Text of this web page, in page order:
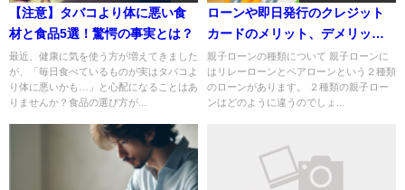
【注意】タバコより体に悪い食
材と食品5選！驚愕の事実とは？
最近、健康に気を使う方が増えてきました
が、「毎日食べているものが実はタバコよ
り体に悪いかも…」と心配になることはあ
りませんか？食品の選び方が...
ローンや即日発行のクレジット
カードのメリット、デメリット
って？
親子ローンの種類について 親子ローンに
はリレーローンとペアローンという２種類
のローンがあります。 ２種類の親子ロー
ンはどのように違うのでしょ...